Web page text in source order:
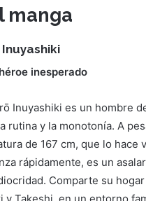
manga
inesperado
Inuyashiki es un hombre
rutina y la monotonía. A
de 167 cm, que lo hace
rápidamente, es un
Comparte su